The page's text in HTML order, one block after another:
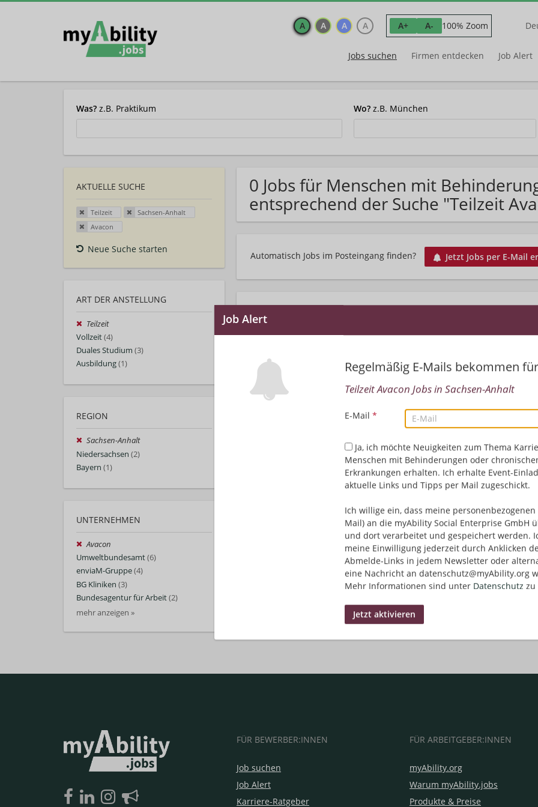
A A A A A+ A- 100% Zoom
Jobs suchen Firmen entdecken Job Alert
Was? z.B. Praktikum Wo? z.B. München
AKTUELLE SUCHE
Teilzeit
Sachsen-Anhalt
Avacon
Neue Suche starten
ART DER ANSTELLUNG
Teilzeit
Vollzeit(4)
Duales Studium (3)
Ausbildung(1)
REGION
Sachsen-Anhalt
Niedersachsen (2)
Bayern (1)
UNTERNEHMEN
Avacon
Umweltbundesamt(6)
enviaM-Gruppe(4)
BG Kliniken (3)
Bundesagentur für Arbeit(2)
mehr anzeigen »
0 Jobs für Menschen mit
entsprechend der Suche "Teilzeit
Automatisch Jobs im Posteingang finden? Jetzt Jobs per E-Mail
Regelmäßig E-Mails bekommen für
Teilzeit Avacon Jobs in Sachsen-Anhalt
E-Mail *
Ja, ich möchte Neuigkeiten zum Thema
Menschen mit Behinderungen oder
Erkrankungen erhalten. Ich erhalte Event-
aktuelle Links und Tipps per Mail zugeschickt.
Ich willige ein, dass meine personenbezogenen
Mail) an die myAbility Social Enterprise GmbH
und dort verarbeitet und gespeichert werden.
meine Einwilligung jederzeit durch Anklicken
Abmelde-Links in jedem Newsletter oder
eine Nachricht an datenschutz@myAbility.org
Mehr Informationen sind unter Datenschutz zu
Leider keine Jobs
Neue Suche starten
FÜR BEWERBER:INNEN
Job suchen
Job Alert
Karriere-Ratgeber
FÜR ARBEITGEBER:INNEN
myAbility.org
Warum myAbility.jobs
Produkte & Preise